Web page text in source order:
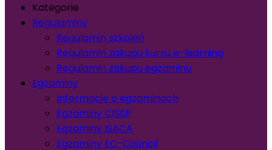
Kategorie
Regulaminy
Regulamin szkoleń
Regulamin zakupu kursu e-learning
Regulamin zakupu egzaminu
Egzaminy
Informacje o egzaminach
Egzaminy CISSP
Egzaminy ISACA
Egzaminy EC-Council